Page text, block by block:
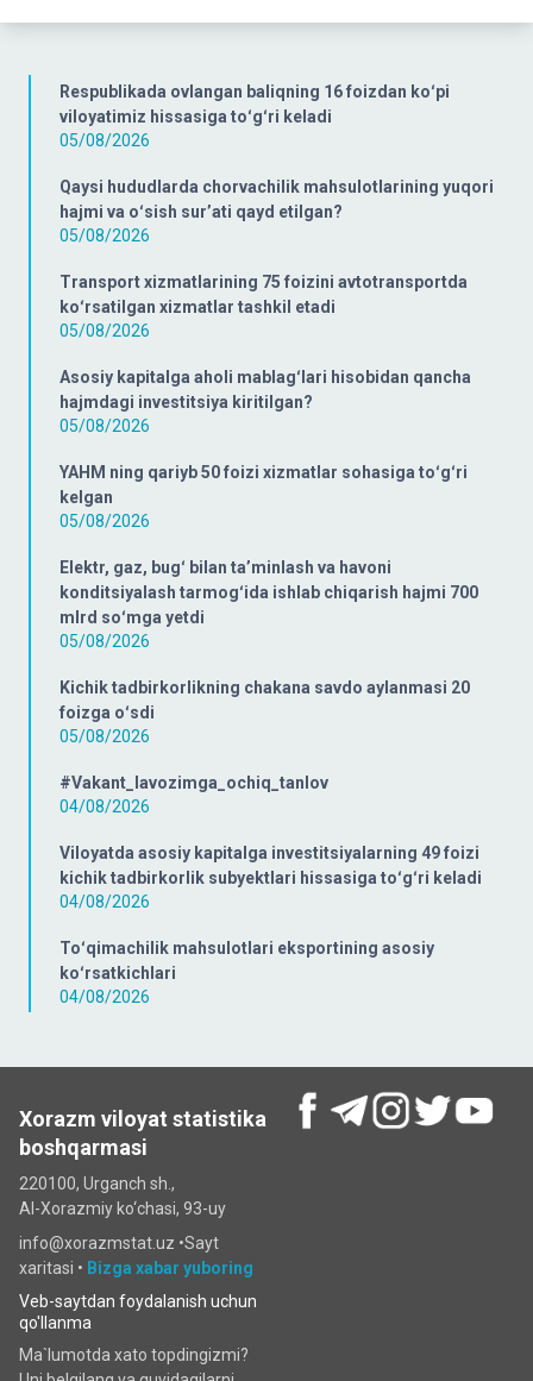
Respublikada ovlangan baliqning 16 foizdan koʻpi
viloyatimiz hissasiga toʻgʻri keladi
05/08/2026
Qaysi hududlarda chorvachilik mahsulotlarining yuqori
hajmi va oʻsish surʼati qayd etilgan?
05/08/2026
Transport xizmatlarining 75 foizini avtotransportda
koʻrsatilgan xizmatlar tashkil etadi
05/08/2026
Asosiy kapitalga aholi mablagʻlari hisobidan qancha
hajmdagi investitsiya kiritilgan?
05/08/2026
YAHM ning qariyb 50 foizi xizmatlar sohasiga toʻgʻri
kelgan
05/08/2026
Elektr, gaz, bugʻ bilan taʼminlash va havoni
konditsiyalash tarmogʻida ishlab chiqarish hajmi 700
mlrd soʻmga yetdi
05/08/2026
Kichik tadbirkorlikning chakana savdo aylanmasi 20
foizga oʻsdi
05/08/2026
#Vakant_lavozimga_ochiq_tanlov
04/08/2026
Viloyatda asosiy kapitalga investitsiyalarning 49 foizi
kichik tadbirkorlik subyektlari hissasiga toʻgʻri keladi
04/08/2026
Toʻqimachilik mahsulotlari eksportining asosiy
koʻrsatkichlari
04/08/2026
Xorazm viloyat statistika
boshqarmasi
220100, Urganch sh.,
Al-Xorazmiy ko‘chаsi, 93-uy
info@xorazmstat.uz •Sayt
xaritasi • Bizga xabar yuboring
Veb-saytdan foydalanish uchun
qo'llanma
Ma`lumotda xato topdingizmi?